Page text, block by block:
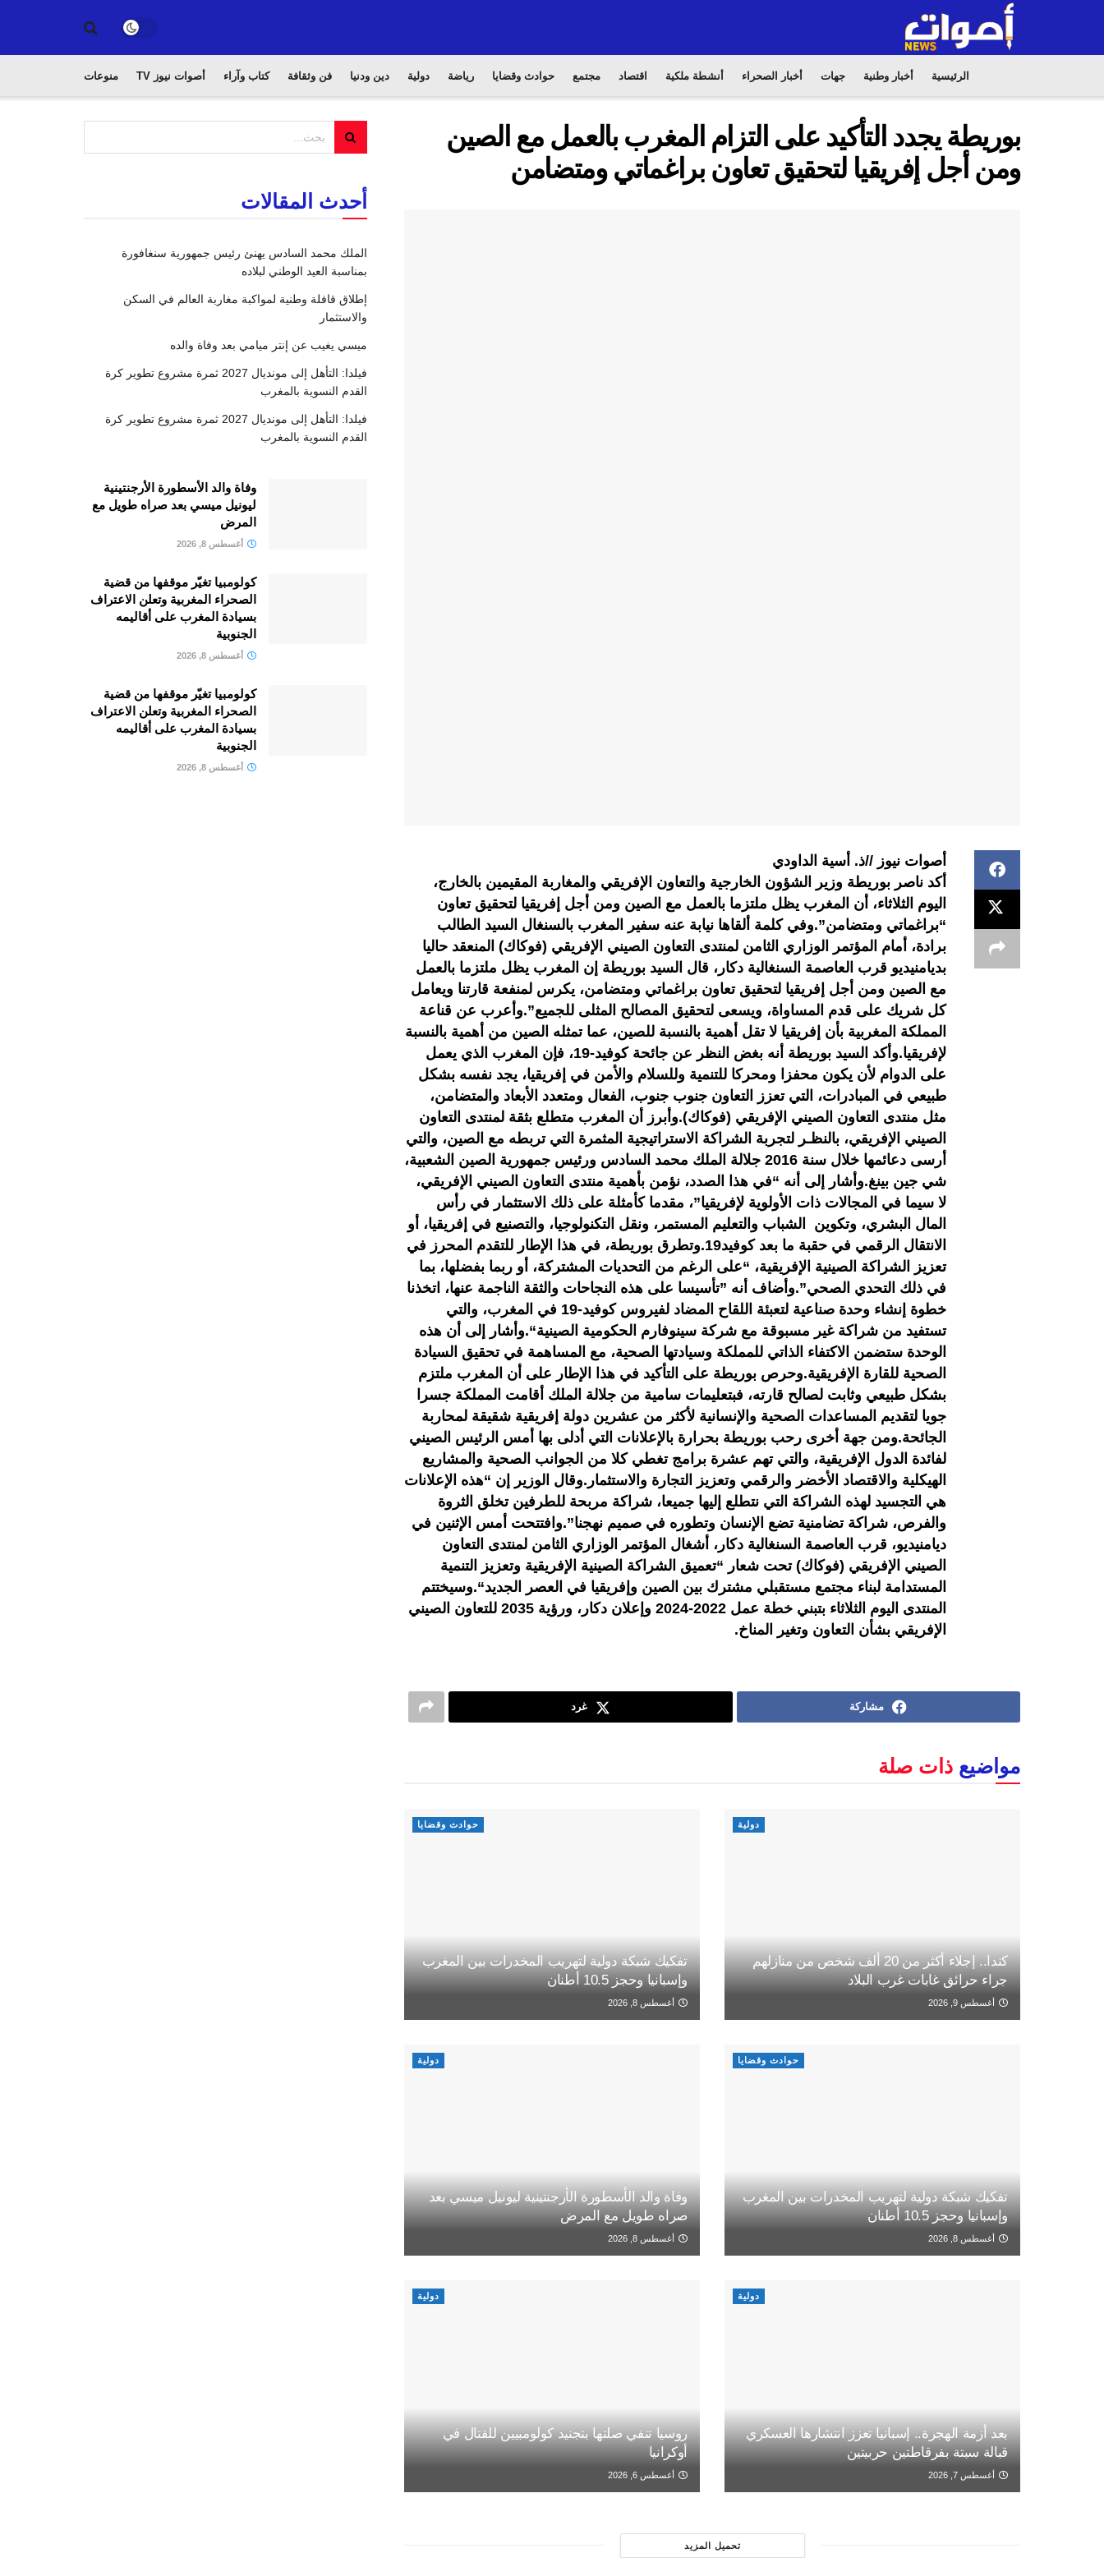
الرئيسية أخبار وطنية جهات أخبار الصحراء أنشطة ملكية اقتصاد مجتمع حوادث وقضايا رياضة دولية دين ودنيا فن وثقافة كتاب وآراء أصوات نيوز TV منوعات
بوريطة يجدد التأكيد على التزام المغرب بالعمل مع الصين
ومن أجل إفريقيا لتحقيق تعاون براغماتي ومتضامن
أصوات نيوز //ذ. أسية الداودي
أكد ناصر بوريطة وزير الشؤون الخارجية والتعاون الإفريقي والمغاربة المقيمين بالخارج،
اليوم الثلاثاء، أن المغرب يظل ملتزما بالعمل مع الصين ومن أجل إفريقيا لتحقيق تعاون
“براغماتي ومتضامن”.وفي كلمة ألقاها نيابة عنه سفير المغرب بالسنغال السيد الطالب
برادة، أمام المؤتمر الوزاري الثامن لمنتدى التعاون الصيني الإفريقي (فوكاك) المنعقد حاليا
بديامنيديو قرب العاصمة السنغالية دكار، قال السيد بوريطة إن المغرب يظل ملتزما بالعمل
مع الصين ومن أجل إفريقيا لتحقيق تعاون براغماتي ومتضامن، يكرس لمنفعة قارتنا ويعامل
كل شريك على قدم المساواة، ويسعى لتحقيق المصالح المثلى للجميع”.وأعرب عن قناعة
المملكة المغربية بأن إفريقيا لا تقل أهمية بالنسبة للصين، عما تمثله الصين من أهمية بالنسبة
لإفريقيا.وأكد السيد بوريطة أنه بغض النظر عن جائحة كوفيد-19، فإن المغرب الذي يعمل
على الدوام لأن يكون محفزا ومحركا للتنمية وللسلام والأمن في إفريقيا، يجد نفسه بشكل
طبيعي في المبادرات، التي تعزز التعاون جنوب جنوب، الفعال ومتعدد الأبعاد والمتضامن،
مثل منتدى التعاون الصيني الإفريقي (فوكاك).وأبرز أن المغرب متطلع بثقة لمنتدى التعاون
الصيني الإفريقي، بالنظـر لتجربة الشراكة الاستراتيجية المثمرة التي تربطه مع الصين، والتي
أرسى دعائمها خلال سنة 2016 جلالة الملك محمد السادس ورئيس جمهورية الصين الشعبية،
شي جين بينغ.وأشار إلى أنه “في هذا الصدد، نؤمن بأهمية منتدى التعاون الصيني الإفريقي،
لا سيما في المجالات ذات الأولوية لإفريقيا”، مقدما كأمثلة على ذلك الاستثمار في رأس
المال البشري، وتكوين الشباب والتعليم المستمر، ونقل التكنولوجيا، والتصنيع في إفريقيا، أو
الانتقال الرقمي في حقبة ما بعد كوفيد19.وتطرق بوريطة، في هذا الإطار للتقدم المحرز في
تعزيز الشراكة الصينية الإفريقية، “على الرغم من التحديات المشتركة، أو ربما بفضلها، بما
في ذلك التحدي الصحي”.وأضاف أنه ”تأسيسا على هذه النجاحات والثقة الناجمة عنها، اتخذنا
خطوة إنشاء وحدة صناعية لتعبئة اللقاح المضاد لفيروس كوفيد-19 في المغرب، والتي
تستفيد من شراكة غير مسبوقة مع شركة سينوفارم الحكومية الصينية“.وأشار إلى أن هذه
الوحدة ستضمن الاكتفاء الذاتي للمملكة وسيادتها الصحية، مع المساهمة في تحقيق السيادة
الصحية للقارة الإفريقية.وحرص بوريطة على التأكيد في هذا الإطار على أن المغرب ملتزم
بشكل طبيعي وثابت لصالح قارته، فبتعليمات سامية من جلالة الملك أقامت المملكة جسرا
جويا لتقديم المساعدات الصحية والإنسانية لأكثر من عشرين دولة إفريقية شقيقة لمحاربة
الجائحة.ومن جهة أخرى رحب بوريطة بحرارة بالإعلانات التي أدلى بها أمس الرئيس الصيني
لفائدة الدول الإفريقية، والتي تهم عشرة برامج تغطي كلا من الجوانب الصحية والمشاريع
الهيكلية والاقتصاد الأخضر والرقمي وتعزيز التجارة والاستثمار.وقال الوزير إن “هذه الإعلانات
هي التجسيد لهذه الشراكة التي نتطلع إليها جميعا، شراكة مربحة للطرفين تخلق الثروة
والفرص، شراكة تضامنية تضع الإنسان وتطوره في صميم نهجنا”.وافتتحت أمس الإثنين في
ديامنيديو، قرب العاصمة السنغالية دكار، أشغال المؤتمر الوزاري الثامن لمنتدى التعاون
الصيني الإفريقي (فوكاك) تحت شعار “تعميق الشراكة الصينية الإفريقية وتعزيز التنمية
المستدامة لبناء مجتمع مستقبلي مشترك بين الصين وإفريقيا في العصر الجديد“.وسيختتم
المنتدى اليوم الثلاثاء بتبني خطة عمل 2022-2024 وإعلان دكار، ورؤية 2035 للتعاون الصيني
الإفريقي بشأن التعاون وتغير المناخ.
مشاركة غرد
مواضيع ذات صلة
دولية
كندا.. إجلاء أكثر من 20 ألف شخص من منازلهم
جراء حرائق غابات غرب البلاد
أغسطس 9, 2026
حوادث وقضايا
تفكيك شبكة دولية لتهريب المخدرات بين المغرب
وإسبانيا وحجز 10.5 أطنان
أغسطس 8, 2026
حوادث وقضايا
تفكيك شبكة دولية لتهريب المخدرات بين المغرب
وإسبانيا وحجز 10.5 أطنان
أغسطس 8, 2026
دولية
وفاة والد الأسطورة الأرجنتينية ليونيل ميسي بعد
صراه طويل مع المرض
أغسطس 8, 2026
دولية
بعد أزمة الهجرة.. إسبانيا تعزز انتشارها العسكري
قبالة سبتة بفرقاطتين حربيتين
أغسطس 7, 2026
دولية
روسيا تنفي صلتها بتجنيد كولومبيين للقتال في
أوكرانيا
أغسطس 6, 2026
تحميل المزيد
أحدث المقالات
الملك محمد السادس يهنئ رئيس جمهورية سنغافورة
بمناسبة العيد الوطني لبلاده
إطلاق قافلة وطنية لمواكبة مغاربة العالم في السكن
والاستثمار
ميسي يغيب عن إنتر ميامي بعد وفاة والده
فيلدا: التأهل إلى مونديال 2027 ثمرة مشروع تطوير كرة
القدم النسوية بالمغرب
فيلدا: التأهل إلى مونديال 2027 ثمرة مشروع تطوير كرة
القدم النسوية بالمغرب
وفاة والد الأسطورة الأرجنتينية
ليونيل ميسي بعد صراه طويل مع
المرض
أغسطس 8, 2026
كولومبيا تغيّر موقفها من قضية
الصحراء المغربية وتعلن الاعتراف
بسيادة المغرب على أقاليمه
الجنوبية
أغسطس 8, 2026
كولومبيا تغيّر موقفها من قضية
الصحراء المغربية وتعلن الاعتراف
بسيادة المغرب على أقاليمه
الجنوبية
أغسطس 8, 2026